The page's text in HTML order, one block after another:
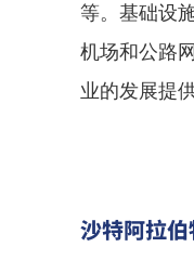
等。基础设
机场和公路
业的发展提
沙特阿拉